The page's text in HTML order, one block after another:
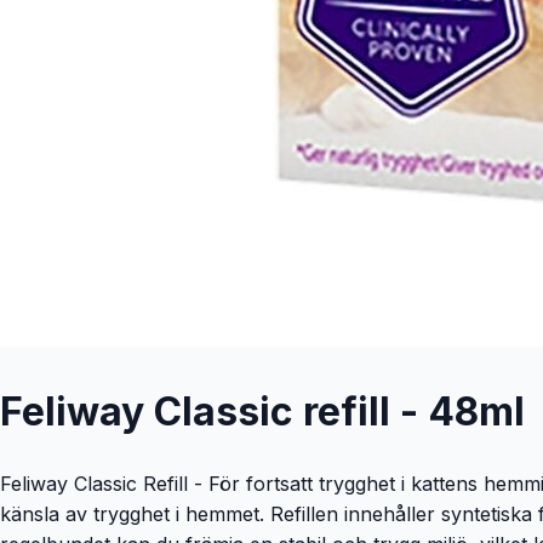
Feliway Classic refill - 48ml
Feliway Classic Refill - För fortsatt trygghet i kattens
känsla av trygghet i hemmet. Refillen innehåller